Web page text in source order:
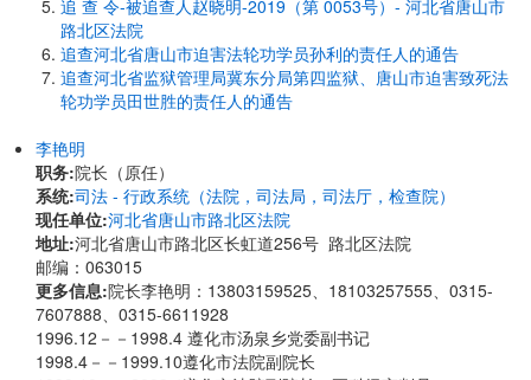
追 查 令-被追查人赵晓明-2019（第 0053号）- 河北省唐山市
路北区法院
追查河北省唐山市迫害法轮功学员孙利的责任人的通告
追查河北省监狱管理局冀东分局第四监狱、唐山市迫害致死法
轮功学员田世胜的责任人的通告
李艳明
职务:院长（原任）
系统:司法 - 行政系统（法院，司法局，司法厅，检查院）
现任单位:河北省唐山市路北区法院
地址:河北省唐山市路北区长虹道256号 路北区法院
邮编：063015
更多信息:院长李艳明：13803159525、18103257555、0315-
7607888、0315-6611928
1996.12－－1998.4 遵化市汤泉乡党委副书记
1998.4－－1999.10遵化市法院副院长